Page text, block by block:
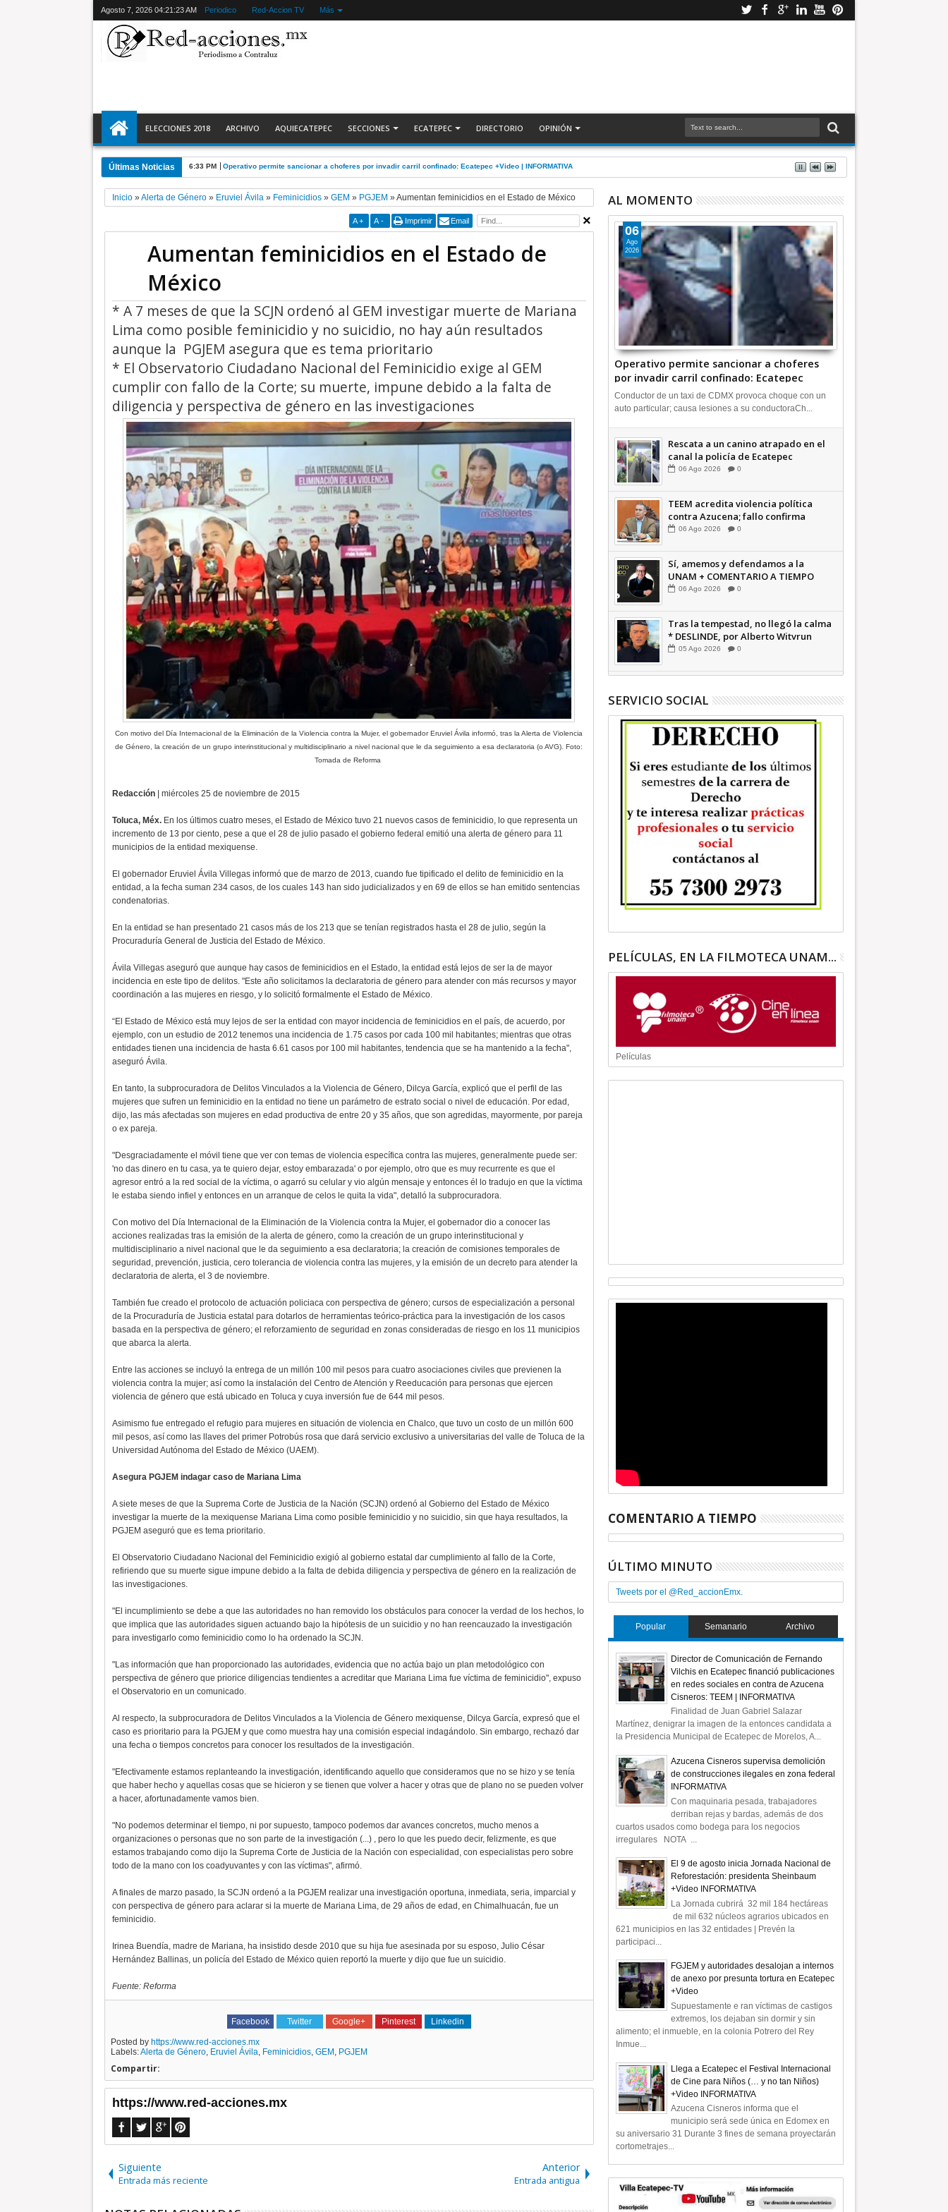
Agosto 7, 2026 04:21:24 AM Periodico Red-Accion TV Más
ELECCIONES 2018 ARCHIVO AQUIECATEPEC SECCIONES ECATEPEC DIRECTORIO OPINIÓN
Últimas Noticias 6:33 PM Operativo permite sancionar a choferes por invadir carril confinado: Ecatepec +Video | INFORMATIVA
Inicio»Alerta de Género» Eruviel Ávila» Feminicidios» GEM » PGJEM »Aumentan feminicidios en el Estado de México
A + A - Imprimir Email
Aumentan feminicidios en el Estado de
México
* A 7 meses de que la SCJN ordenó al GEM investigar muerte de Mariana
Lima como posible feminicidio y no suicidio, no hay aún resultados
aunque la PGJEM asegura que es tema prioritario
* El Observatorio Ciudadano Nacional del Feminicidio exige al GEM
cumplir con fallo de la Corte; su muerte, impune debido a la falta de
diligencia y perspectiva de género en las investigaciones
Con motivo del Día Internacional de la Eliminación de la Violencia contra la Mujer, el gobernador Eruviel Ávila informó, tras la Alerta de Violencia
de Género, la creación de un grupo interinstitucional y multidisciplinario a nivel nacional que le da seguimiento a esa declaratoria (o AVG). Foto:
Tomada de Reforma
Redacción | miércoles 25 de noviembre de 2015
Toluca, Méx.En los últimos cuatro meses, el Estado de México tuvo 21 nuevos casos de feminicidio, lo que representa un
incremento de 13 por ciento, pese a que el 28 de julio pasado el gobierno federal emitió una alerta de género para 11
municipios de la entidad mexiquense.
El gobernador Eruviel Ávila Villegas informó que de marzo de 2013, cuando fue tipificado el delito de feminicidio en la
entidad, a la fecha suman 234 casos, de los cuales 143 han sido judicializados y en 69 de ellos se han emitido sentencias
condenatorias.
En la entidad se han presentado 21 casos más de los 213 que se tenían registrados hasta el 28 de julio, según la
Procuraduría General de Justicia del Estado de México.
Ávila Villegas aseguró que aunque hay casos de feminicidios en el Estado, la entidad está lejos de ser la de mayor
incidencia en este tipo de delitos. "Este año solicitamos la declaratoria de género para atender con más recursos y mayor
coordinación a las mujeres en riesgo, y lo solicitó formalmente el Estado de México.
“El Estado de México está muy lejos de ser la entidad con mayor incidencia de feminicidios en el país, de acuerdo, por
ejemplo, con un estudio de 2012 tenemos una incidencia de 1.75 casos por cada 100 mil habitantes; mientras que otras
entidades tienen una incidencia de hasta 6.61 casos por 100 mil habitantes, tendencia que se ha mantenido a la fecha",
aseguró Ávila.
En tanto, la subprocuradora de Delitos Vinculados a la Violencia de Género, Dilcya García, explicó que el perfil de las
mujeres que sufren un feminicidio en la entidad no tiene un parámetro de estrato social o nivel de educación. Por edad,
dijo, las más afectadas son mujeres en edad productiva de entre 20 y 35 años, que son agredidas, mayormente, por pareja
o ex pareja.
"Desgraciadamente el móvil tiene que ver con temas de violencia específica contra las mujeres, generalmente puede ser:
'no das dinero en tu casa, ya te quiero dejar, estoy embarazada' o por ejemplo, otro que es muy recurrente es que el
agresor entró a la red social de la víctima, o agarró su celular y vio algún mensaje y entonces él lo tradujo en que la víctima
le estaba siendo infiel y entonces en un arranque de celos le quita la vida", detalló la subprocuradora.
Con motivo del Día Internacional de la Eliminación de la Violencia contra la Mujer, el gobernador dio a conocer las
acciones realizadas tras la emisión de la alerta de género, como la creación de un grupo interinstitucional y
multidisciplinario a nivel nacional que le da seguimiento a esa declaratoria; la creación de comisiones temporales de
seguridad, prevención, justicia, cero tolerancia de violencia contra las mujeres, y la emisión de un decreto para atender la
declaratoria de alerta, el 3 de noviembre.
También fue creado el protocolo de actuación policiaca con perspectiva de género; cursos de especialización a personal
de la Procuraduría de Justicia estatal para dotarlos de herramientas teórico-práctica para la investigación de los casos
basada en la perspectiva de género; el reforzamiento de seguridad en zonas consideradas de riesgo en los 11 municipios
que abarca la alerta.
Entre las acciones se incluyó la entrega de un millón 100 mil pesos para cuatro asociaciones civiles que previenen la
violencia contra la mujer; así como la instalación del Centro de Atención y Reeducación para personas que ejercen
violencia de género que está ubicado en Toluca y cuya inversión fue de 644 mil pesos.
Asimismo fue entregado el refugio para mujeres en situación de violencia en Chalco, que tuvo un costo de un millón 600
mil pesos, así como las llaves del primer Potrobús rosa que dará servicio exclusivo a universitarias del valle de Toluca de la
Universidad Autónoma del Estado de México (UAEM).
Asegura PGJEM indagar caso de Mariana Lima
A siete meses de que la Suprema Corte de Justicia de la Nación (SCJN) ordenó al Gobierno del Estado de México
investigar la muerte de la mexiquense Mariana Lima como posible feminicidio y no suicidio, sin que haya resultados, la
PGJEM aseguró que es tema prioritario.
El Observatorio Ciudadano Nacional del Feminicidio exigió al gobierno estatal dar cumplimiento al fallo de la Corte,
refiriendo que su muerte sigue impune debido a la falta de debida diligencia y perspectiva de género en la realización de
las investigaciones.
"El incumplimiento se debe a que las autoridades no han removido los obstáculos para conocer la verdad de los hechos, lo
que implica que las autoridades siguen actuando bajo la hipótesis de un suicidio y no han reencauzado la investigación
para investigarlo como feminicidio como lo ha ordenado la SCJN.
"Las información que han proporcionado las autoridades, evidencia que no actúa bajo un plan metodológico con
perspectiva de género que priorice diligencias tendientes a acreditar que Mariana Lima fue víctima de feminicidio", expuso
el Observatorio en un comunicado.
Al respecto, la subprocuradora de Delitos Vinculados a la Violencia de Género mexiquense, Dilcya García, expresó que el
caso es prioritario para la PGJEM y que como muestra hay una comisión especial indagándolo. Sin embargo, rechazó dar
una fecha o tiempos concretos para conocer los resultados de la investigación.
"Efectivamente estamos replanteando la investigación, identificando aquello que consideramos que no se hizo y se tenía
que haber hecho y aquellas cosas que se hicieron y se tienen que volver a hacer y otras que de plano no se pueden volver
a hacer, afortunadamente vamos bien.
"No podemos determinar el tiempo, ni por supuesto, tampoco podemos dar avances concretos, mucho menos a
organizaciones o personas que no son parte de la investigación (...) , pero lo que les puedo decir, felizmente, es que
estamos trabajando como dijo la Suprema Corte de Justicia de la Nación con especialidad, con especialistas pero sobre
todo de la mano con los coadyuvantes y con las víctimas", afirmó.
A finales de marzo pasado, la SCJN ordenó a la PGJEM realizar una investigación oportuna, inmediata, seria, imparcial y
con perspectiva de género para aclarar si la muerte de Mariana Lima, de 29 años de edad, en Chimalhuacán, fue un
feminicidio.
Irinea Buendía, madre de Mariana, ha insistido desde 2010 que su hija fue asesinada por su esposo, Julio César
Hernández Ballinas, un policía del Estado de México quien reportó la muerte y dijo que fue un suicidio.
Fuente: Reforma
Facebook Twitter Google+ Pinterest Linkedin
Posted by https://www.red-acciones.mx
Labels:Alerta de Género, Eruviel Ávila, Feminicidios, GEM , PGJEM
Compartir:
https://www.red-acciones.mx
Siguiente
Entrada más reciente
Anterior
Entrada antigua
AL MOMENTO
Operativo permite sancionar a choferes
por invadir carril confinado: Ecatepec
+Video | INFORMATIVA
06
Ago
2026
Conductor de un taxi de CDMX provoca choque con un
auto particular; causa lesiones a su conductoraCh...
Rescata a un canino atrapado en el
canal la policía de Ecatepec
INFORMATIVA
06 Ago 2026 0
TEEM acredita violencia política
contra Azucena; fallo confirma
guerra sucia: Octavio Martínez
06 Ago 2026 0
Sí, amemos y defendamos a la
UNAM + COMENTARIO A TIEMPO
06 Ago 2026 0
Tras la tempestad, no llegó la calma
* DESLINDE, por Alberto Witvrun
OPINIÓN
05 Ago 2026 0
SERVICIO SOCIAL
PELÍCULAS, EN LA FILMOTECA UNAM...
Películas
COMENTARIO A TIEMPO
ÚLTIMO MINUTO
Tweets por el @Red_accionEmx.
Popular Semanario Archivo
Director de Comunicación de Fernando
Vilchis en Ecatepec financió publicaciones
en redes sociales en contra de Azucena
Cisneros: TEEM | INFORMATIVA
Finalidad de Juan Gabriel Salazar
Martínez, denigrar la imagen de la entonces candidata a
la Presidencia Municipal de Ecatepec de Morelos, A...
Azucena Cisneros supervisa demolición
de construcciones ilegales en zona federal
INFORMATIVA
Con maquinaria pesada, trabajadores
derriban rejas y bardas, además de dos
cuartos usados como bodega para los negocios
irregulares NOTA ...
El 9 de agosto inicia Jornada Nacional de
Reforestación: presidenta Sheinbaum
+Video INFORMATIVA
La Jornada cubrirá 32 mil 184 hectáreas
de mil 632 núcleos agrarios ubicados en
621 municipios en las 32 entidades | Prevén la
participaci...
FGJEM y autoridades desalojan a internos
de anexo por presunta tortura en Ecatepec
+Video
Supuestamente e ran víctimas de castigos
extremos, los dejaban sin dormir y sin
alimento; el inmueble, en la colonia Potrero del Rey
Inmue...
Llega a Ecatepec el Festival Internacional
de Cine para Niños (… y no tan Niños)
+Video INFORMATIVA
Azucena Cisneros informa que el
municipio será sede única en Edomex en
su aniversario 31 Durante 3 fines de semana proyectarán
cortometrajes...